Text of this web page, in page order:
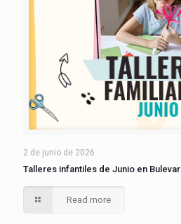
2 de junio de 2026
Talleres infantiles de Junio en Bulevar
Read more